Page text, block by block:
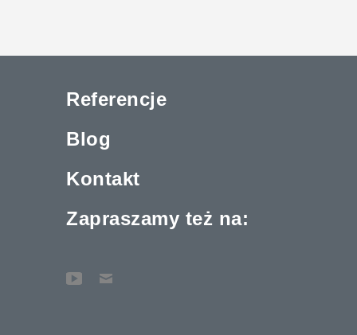
Referencje
Blog
Kontakt
Zapraszamy też na: